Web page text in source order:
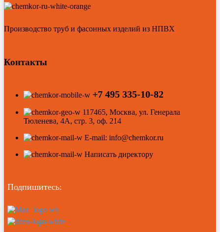
Производство труб и фасонных изделий из НПВХ
Контакты
+7 495 335-10-82
117465, Москва, ул. Генерала
Тюленева, 4А, стр. 3, оф. 214
E-mail: info@chemkor.ru
Написать директору
Подпишитесь: